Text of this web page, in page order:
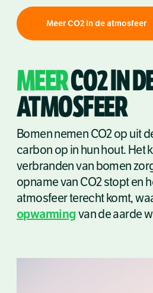
Meer CO2 in de atmosfeer
MEERCO2 IN
ATMOSFEER
Bomen nemen CO2op uit
carbon op in hun hout. Het
verbranden van bomen
opname van CO2stopt en
atmosfeer terecht komt,
opwarming van de aarde